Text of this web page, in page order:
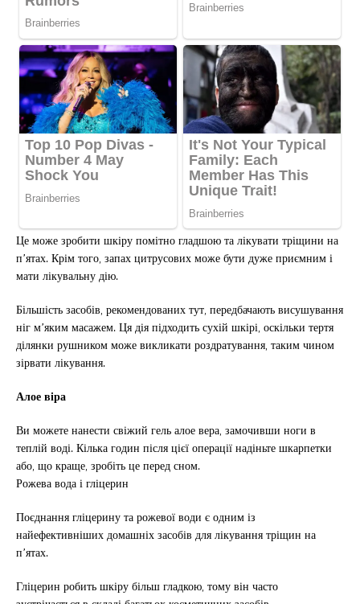
Це може зробити шкіру помітно гладшою та лікувати тріщини на
п’ятах. Крім того, запах цитрусових може бути дуже приємним і
мати лікувальну дію.
Більшість засобів, рекомендованих тут, передбачають висушування
ніг м’яким масажем. Ця дія підходить сухій шкірі, оскільки тертя
ділянки рушником може викликати роздратування, таким чином
зірвати лікування.
Алое віра
Ви можете нанести свіжий гель алое вера, замочивши ноги в
теплій воді. Кілька годин після цієї операції надіньте шкарпетки
або, що краще, зробіть це перед сном.
Рожева вода і гліцерин
Поєднання гліцерину та рожевої води є одним із
найефективніших домашніх засобів для лікування тріщин на
п’ятах.
Гліцерин робить шкіру більш гладкою, тому він часто